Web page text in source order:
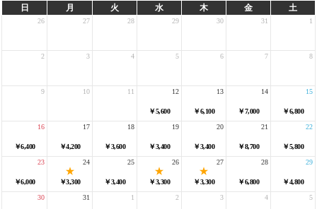
日 月 火 水 木 金 土
26 27 28 29 30 31 1
2 3 4 5 6 7 8
9 10 11
￥5,600
12
￥6,100
13
￥7,000
14
￥6,800
15
￥6,400
16
￥4,200
17
￥3,600
18
￥3,400
19
￥3,400
20
￥8,700
21
￥5,800
22
￥6,000
23
￥3,300
24
￥3,400
25
￥3,300
26
￥3,300
27
￥6,800
28
￥4,800
29
30 31 1 2 3 4 5